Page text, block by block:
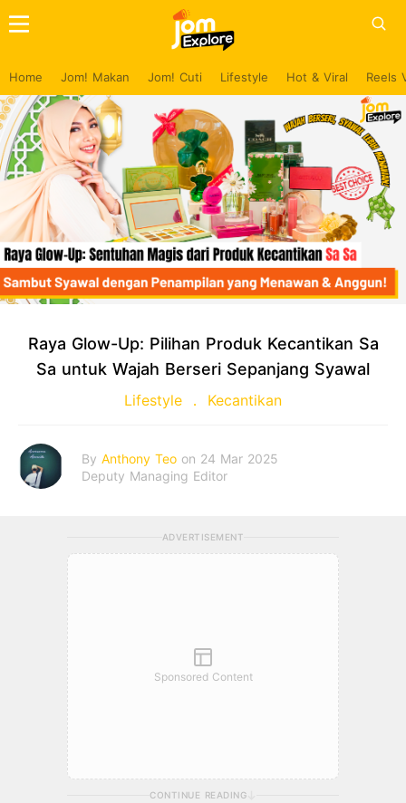
Home Jom! Makan Jom! Cuti Lifestyle Hot & Viral Reels
Raya Glow-Up: Pilihan Produk Kecantikan Sa
Sa untuk Wajah Berseri Sepanjang Syawal
Lifestyle Kecantikan
By Anthony Teo on 24 Mar 2025
Deputy Managing Editor
ADVERTISEMENT
Sponsored Content
CONTINUE READING